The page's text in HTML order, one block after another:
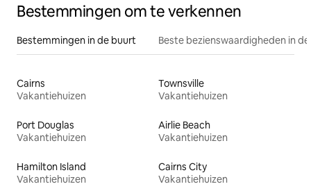
Bestemmingen om te verkennen
Bestemmingen in de buurt Beste bezienswaardigheden in
Cairns
Vakantiehuizen
Townsville
Vakantiehuizen
Port Douglas
Vakantiehuizen
Airlie Beach
Vakantiehuizen
Hamilton Island
Vakantiehuizen
Cairns City
Vakantiehuizen